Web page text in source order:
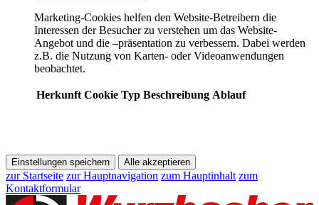
Marketing-Cookies helfen den Website-Betreibern die
Interessen der Besucher zu verstehen um das Website-
Angebot und die –präsentation zu verbessern. Dabei werden
z.B. die Nutzung von Karten- oder Videoanwendungen
beobachtet.
Herkunft Cookie Typ Beschreibung Ablauf
Einstellungen speichern Alle akzeptieren
zur Startseite zur Hauptnavigation zum Hauptinhalt zum
Kontaktformular